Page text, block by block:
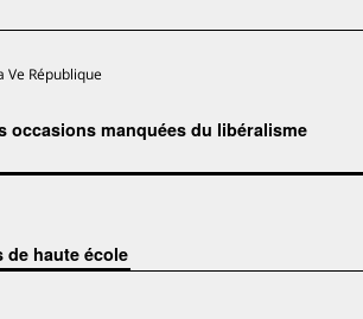
Ve République
occasions manquées du libéralisme
de haute école